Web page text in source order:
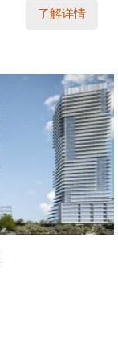
了解详情